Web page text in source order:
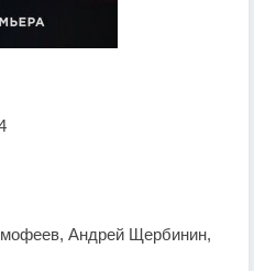
Андрей Щербинин,